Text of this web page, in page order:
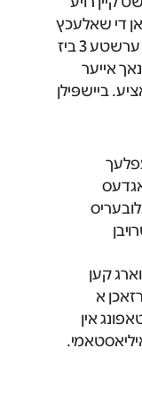
די שאלעכץ
פאר די ערשטע 3 ביז
אייער
ביישפּילן
קען
א
אין